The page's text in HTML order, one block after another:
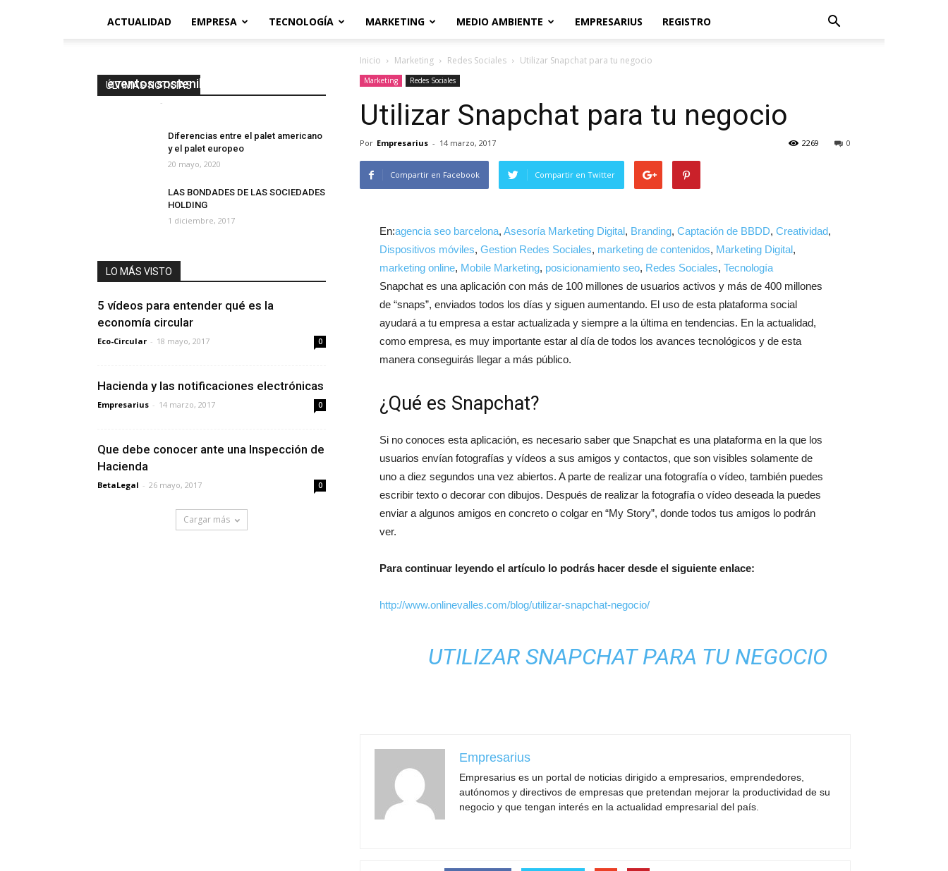
ACTUALIDAD EMPRESA TECNOLOGÍA MARKETING MEDIO AMBIENTE EMPRESARIUS REGISTRO
Inicio Marketing Redes Sociales Utilizar Snapchat para tu negocio
Marketing Redes Sociales
Utilizar Snapchat para tu negocio
Por Empresarius - 14 marzo, 2017 0
2269
Compartir en Facebook Compartir en Twitter
En:agencia seo barcelona, Asesoría Marketing Digital, Branding, Captación de BBDD, Creatividad,
Dispositivos móviles, Gestion Redes Sociales, marketing de contenidos, Marketing Digital,
marketing online, Mobile Marketing, posicionamiento seo, Redes Sociales, Tecnología
Snapchat es una aplicación con más de 100 millones de usuarios activos y más de 400 millones
de “snaps”, enviados todos los días y siguen aumentando. El uso de esta plataforma social
ayudará a tu empresa a estar actualizada y siempre a la última en tendencias. En la actualidad,
como empresa, es muy importante estar al día de todos los avances tecnológicos y de esta
manera conseguirás llegar a más público.
¿Qué es Snapchat?
Si no conoces esta aplicación, es necesario saber que Snapchat es una plataforma en la que los
usuarios envían fotografías y vídeos a sus amigos y contactos, que son visibles solamente de
uno a diez segundos una vez abiertos. A parte de realizar una fotografía o vídeo, también puedes
escribir texto o decorar con dibujos. Después de realizar la fotografía o vídeo deseada la puedes
enviar a algunos amigos en concreto o colgar en “My Story”, donde todos tus amigos lo podrán
ver.
Para continuar leyendo el artículo lo podrás hacer desde el siguiente enlace:
http://www.onlinevalles.com/blog/utilizar-snapchat-negocio/
UTILIZAR SNAPCHAT PARA TU NEGOCIO
Empresarius
Empresarius es un portal de noticias dirigido a empresarios, emprendedores,
autónomos y directivos de empresas que pretendan mejorar la productividad de su
negocio y que tengan interés en la actualidad empresarial del país.
ÚLTIMAS NOTICIAS
eventos sostenibles en tu empresa?
-
Diferencias entre el palet americano
y el palet europeo
20 mayo, 2020
LAS BONDADES DE LAS SOCIEDADES
HOLDING
1 diciembre, 2017
LO MÁS VISTO
5 vídeos para entender qué es la
economía circular
Eco-Circular - 18 mayo, 2017 0
Hacienda y las notificaciones electrónicas
Empresarius - 14 marzo, 2017 0
Que debe conocer ante una Inspección de
Hacienda
BetaLegal - 26 mayo, 2017 0
Cargar más